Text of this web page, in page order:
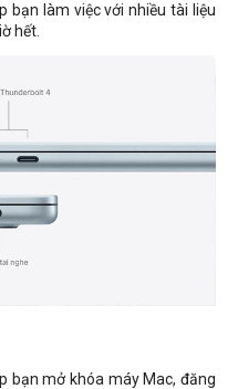
bạn làm việc với nhiều tài liệu
hết.
bạn mở khóa máy Mac, đăng